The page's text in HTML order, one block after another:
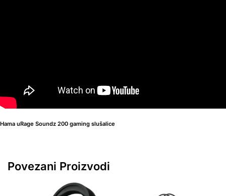
Hama uRage Soundz 200 gaming slušalice
Povezani Proizvodi